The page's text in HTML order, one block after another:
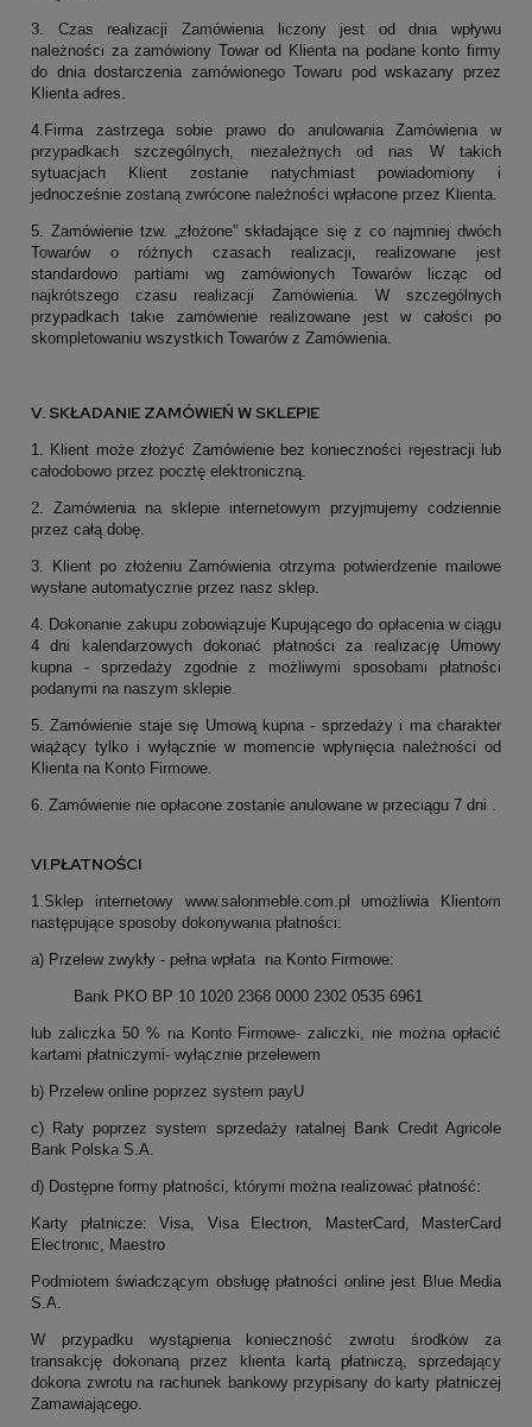
3. Czas realizacji Zamówienia liczony jest od dnia wpływu
należności za zamówiony Towar od Klienta na podane konto firmy
do dnia dostarczenia zamówionego Towaru pod wskazany przez
Klienta adres.
4.Firma zastrzega sobie prawo do anulowania Zamówienia w
przypadkach szczególnych, niezależnych od nas W takich
sytuacjach Klient zostanie natychmiast powiadomiony i
jednocześnie zostaną zwrócone należności wpłacone przez Klienta.
5. Zamówienie tzw. „złożone” składające się z co najmniej dwóch
Towarów o różnych czasach realizacji, realizowane jest
standardowo partiami wg zamówionych Towarów licząc od
najkrótszego czasu realizacji Zamówienia. W szczególnych
przypadkach takie zamówienie realizowane jest w całości po
skompletowaniu wszystkich Towarów z Zamówienia.
V. SKŁADANIE ZAMÓWIEŃ W SKLEPIE
1. Klient może złożyć Zamówienie bez konieczności rejestracji lub
całodobowo przez pocztę elektroniczną.
2. Zamówienia na sklepie internetowym przyjmujemy codziennie
przez całą dobę.
3. Klient po złożeniu Zamówienia otrzyma potwierdzenie mailowe
wysłane automatycznie przez nasz sklep.
4. Dokonanie zakupu zobowiązuje Kupującego do opłacenia w ciągu
4 dni kalendarzowych dokonać płatności za realizację Umowy
kupna - sprzedaży zgodnie z możliwymi sposobami płatności
podanymi na naszym sklepie.
5. Zamówienie staje się Umową kupna - sprzedaży i ma charakter
wiążący tylko i wyłącznie w momencie wpłynięcia należności od
Klienta na Konto Firmowe.
6. Zamówienie nie opłacone zostanie anulowane w przeciągu 7 dni .
VI.PŁATNOŚCI
1.Sklep internetowy www.salonmeble.com.pl umożliwia Klientom
następujące sposoby dokonywania płatności:
a) Przelew zwykły - pełna wpłata na Konto Firmowe:
Bank PKO BP 10 1020 2368 0000 2302 0535 6961
lub zaliczka 50 % na Konto Firmowe- zaliczki, nie można opłacić
kartami płatniczymi- wyłącznie przelewem
b) Przelew online poprzez system payU
c) Raty poprzez system sprzedaży ratalnej Bank Credit Agricole
Bank Polska S.A.
d) Dostępne formy płatności, którymi można realizować płatność:
Karty płatnicze: Visa, Visa Electron, MasterCard, MasterCard
Electronic, Maestro
Podmiotem świadczącym obsługę płatności online jest Blue Media
S.A.
W przypadku wystąpienia konieczność zwrotu środków za
transakcję dokonaną przez klienta kartą płatniczą, sprzedający
dokona zwrotu na rachunek bankowy przypisany do karty płatniczej
Zamawiającego.